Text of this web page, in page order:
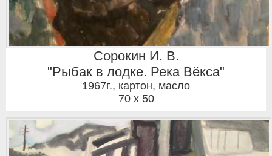
Сорокин И. В.
"Рыбак в лодке. Река Вёкса"
1967г., картон, масло
70 x 50